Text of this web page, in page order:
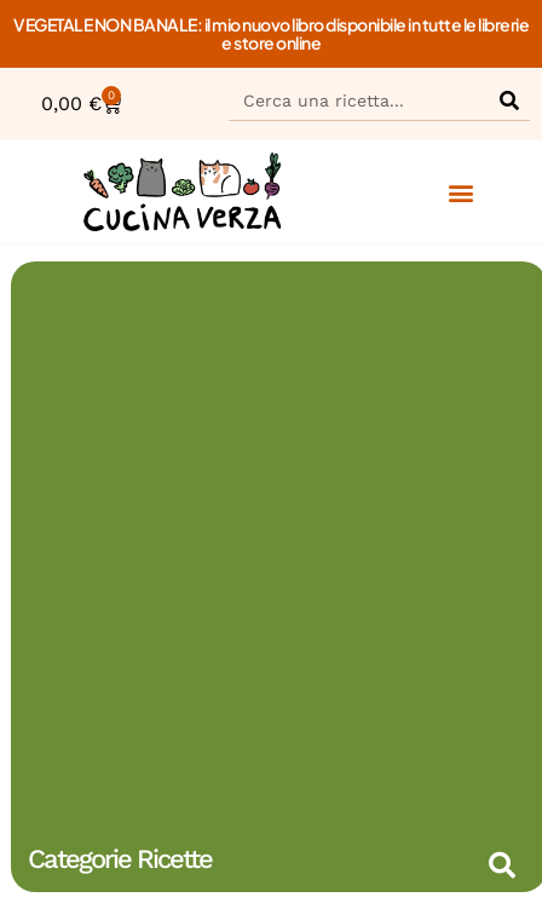
VEGETALE NON BANALE: il mio nuovo libro disponibile in tutte le librerie
e store online
0,00 € 0
Categorie Ricette